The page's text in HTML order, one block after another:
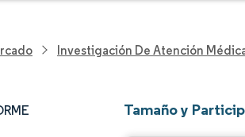
Investigación De Atención
Tamaño y